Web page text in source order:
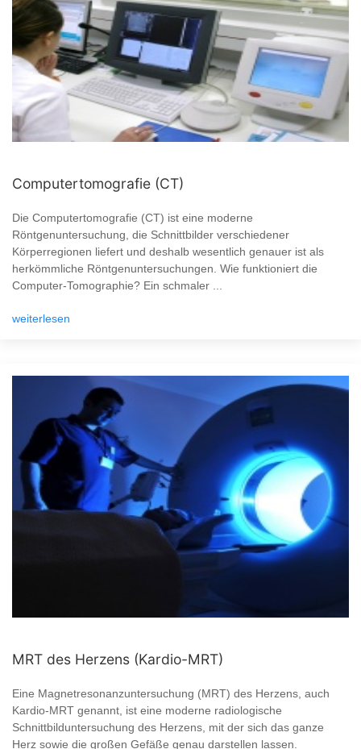
Computertomografie (CT)
Die Computertomografie (CT) ist eine moderne
Röntgenuntersuchung, die Schnittbilder verschiedener
Körperregionen liefert und deshalb wesentlich genauer ist als
herkömmliche Röntgenuntersuchungen. Wie funktioniert die
Computer-Tomographie? Ein schmaler ...
weiterlesen
MRT des Herzens (Kardio-MRT)
Eine Magnetresonanzuntersuchung (MRT) des Herzens, auch
Kardio-MRT genannt, ist eine moderne radiologische
Schnittbilduntersuchung des Herzens, mit der sich das ganze
Herz sowie die großen Gefäße genau darstellen lassen.